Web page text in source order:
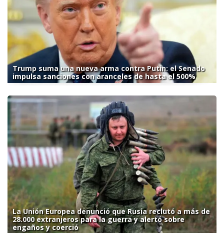
Trump suma una nueva arma contra Putin: el Senado
impulsa sanciones con aranceles de hasta el 500%
La Unión Europea denunció que Rusia reclutó a más de
28.000 extranjeros para la guerra y alertó sobre
engaños y coerció